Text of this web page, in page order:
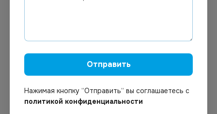
Под заказ
Упаковка для 12
маффинов крафт 100шт/
Арт.12873
Коробка для торта с
окном Cake Window White
18*18*10 135шт/уп
Отправить
Нажимая кнопку “Отправить“ вы соглашаетесь с
политикой конфиденциальности